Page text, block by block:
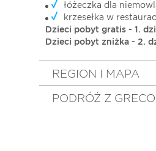
łóżeczka dla
krzesełka w
Dzieci pobyt gratis - 1.
Dzieci pobyt zniżka - 2.
REGION I MAPA
PODRÓŻ Z